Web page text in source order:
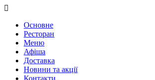
Основне
Ресторан
Меню
Афіша
Доставка
Новини та акції
Контакти